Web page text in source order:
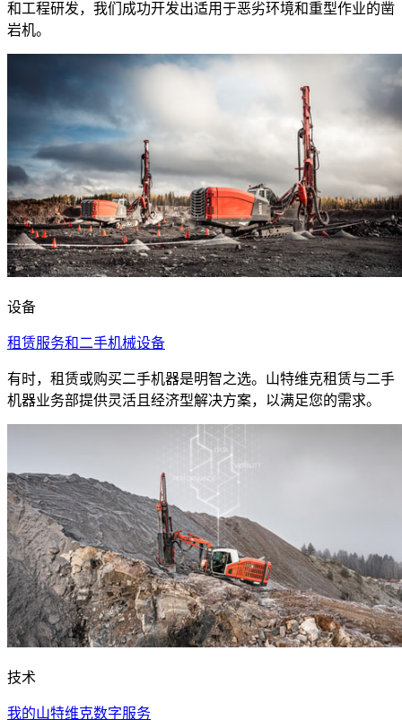
和工程研发，我们成功开发出适用于恶劣环境和重型作业的凿
岩机。
设备
租赁服务和二手机械设备
有时，租赁或购买二手机器是明智之选。山特维克租赁与二手
机器业务部提供灵活且经济型解决方案，以满足您的需求。
技术
我的山特维克数字服务